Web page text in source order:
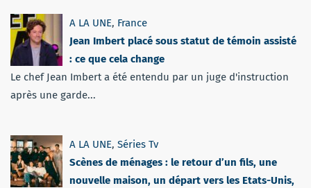
A LA UNE, France
Jean Imbert placé sous statut de témoin assisté
: ce que cela change
Le chef Jean Imbert a été entendu par un juge d'instruction
après une garde...
A LA UNE, Séries Tv
Scènes de ménages : le retour d’un fils, une
nouvelle maison, un départ vers les Etats-Unis,